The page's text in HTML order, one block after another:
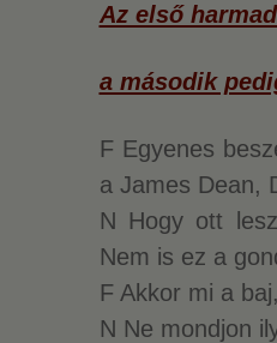
Az első
a második
F Egyenes
a James Dean,
N Hogy ott
Nem is ez a
F Akkor mi a
N Ne mondjon